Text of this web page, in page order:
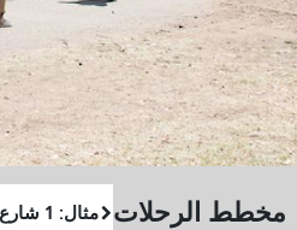
مخطط الرحلات